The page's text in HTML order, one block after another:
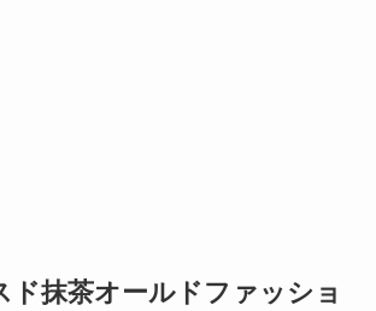
ド抹茶オールドファッショ